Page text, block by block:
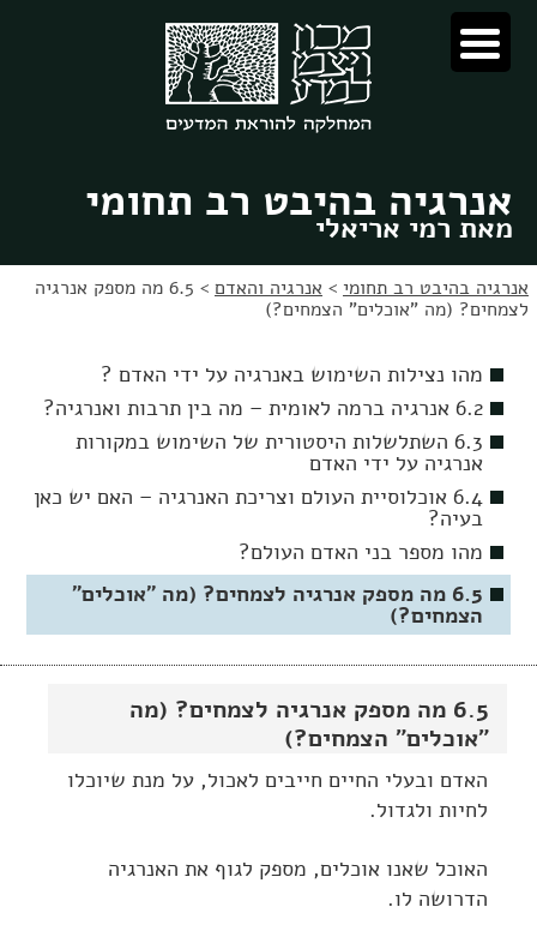
לתוכן
לניווט
אנרגיה בהיבט רב תחומי
מאת רמי אריאלי
אנרגיה בהיבט רב תחומי > אנרגיה והאדם >
6.5 מה מספק אנרגיה
לצמחים? (מה "אוכלים" הצמחים?)
6.5 מה מספק אנרגיה לצמחים? (מה
"אוכלים" הצמחים?)
האדם ובעלי החיים חייבים לאכול, על מנת שיוכלו
לחיות ולגדול.
האוכל שאנו אוכלים, מספק לגוף את האנרגיה
הדרושה לו.
מהו נצילות השימוש באנרגיה על ידי האדם ?
6.2 אנרגיה ברמה לאומית – מה בין תרבות ואנרגיה?
6.3 השתלשלות היסטורית של השימוש במקורות
אנרגיה על ידי האדם
6.4 אוכלוסיית העולם וצריכת האנרגיה – האם יש כאן
בעיה?
מהו מספר בני האדם העולם?
6.5 מה מספק אנרגיה לצמחים? (מה "אוכלים"
הצמחים?)